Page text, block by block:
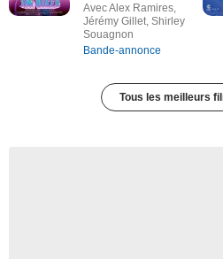
Avec Alex Ramires,
Jérémy Gillet, Shirley
Souagnon
Bande-annonce
Tous les meilleurs